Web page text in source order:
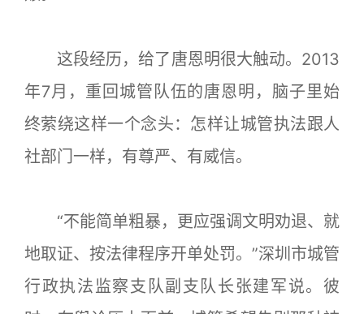
这段经历，给了唐恩明很大触动。2013
年7月，重回城管队伍的唐恩明，脑子里始
终萦绕这样一个念头：怎样让城管执法跟人
社部门一样，有尊严、有威信。
“不能简单粗暴，更应强调文明劝退、就
地取证、按法律程序开单处罚。”深圳市城管
行政执法监察支队副支队长张建军说。彼